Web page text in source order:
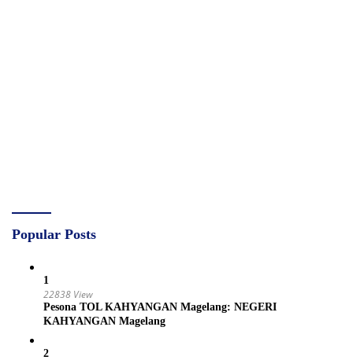
Popular Posts
1
22838 View
Pesona TOL KAHYANGAN Magelang: NEGERI
KAHYANGAN Magelang
2